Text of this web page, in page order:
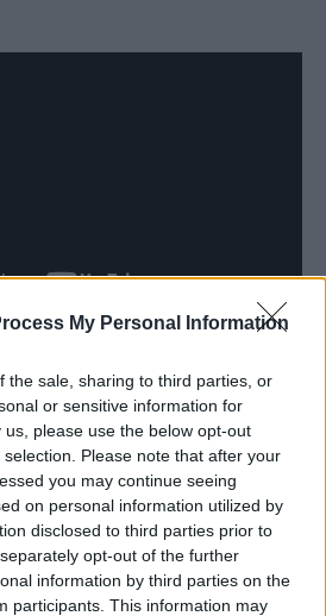
My Personal Information
the sale, sharing to third parties, or
or sensitive information for
please use the below opt-out
Please note that after your
you may continue seeing
on personal information utilized by
disclosed to third parties prior to
opt-out of the further
information by third parties on the
participants. This information may
än så är det inte. Har du
Gick det bra? Lägg
Instagramoch använd
tagga oss, det är ju alltid
guida någon. Du hittar oss
att klicka på länken